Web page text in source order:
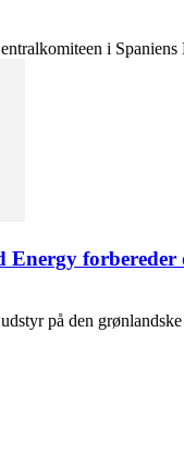
i
Energy
på den